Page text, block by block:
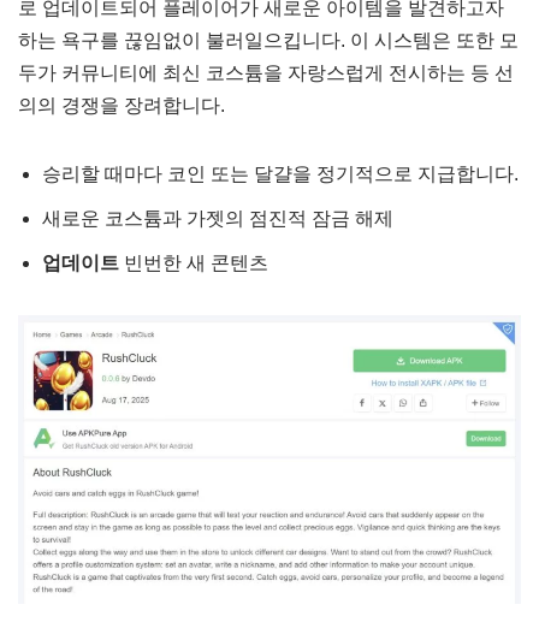
로 업데이트되어 플레이어가 새로운 아이템을 발견하고자
하는 욕구를 끊임없이 불러일으킵니다. 이 시스템은 또한 모
두가 커뮤니티에 최신 코스튬을 자랑스럽게 전시하는 등 선
의의 경쟁을 장려합니다.
승리할 때마다 코인 또는 달걀을 정기적으로 지급합니다.
새로운 코스튬과 가젯의 점진적 잠금 해제
업데이트 빈번한 새 콘텐츠